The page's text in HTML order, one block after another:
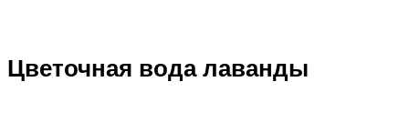
Цветочная вода лаванды